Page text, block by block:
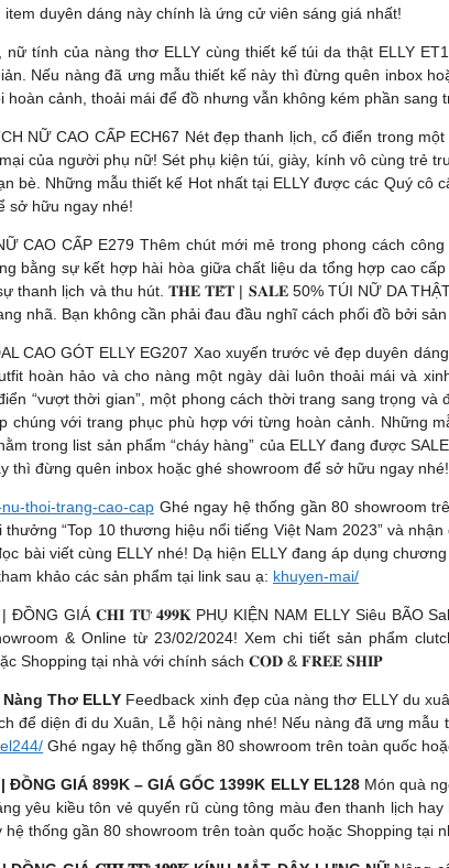
duyên dáng này chính là ứng cử viên sáng giá nhất!
nữ tính của nàng thơ ELLY cùng thiết kế túi da thật ELLY
Nếu nàng đã ưng mẫu thiết kế này thì đừng quên inbox
hoàn cảnh, thoải mái để đồ nhưng vẫn không kém phần
NỮ CAO CẤP ECH67 Nét đẹp thanh lịch, cổ điển trong
của người phụ nữ! Sét phụ kiện túi, giày, kính vô cùng trẻ
bè. Những mẫu thiết kế Hot nhất tại ELLY được các Quý
sở hữu ngay nhé!
CAO CẤP E279 Thêm chút mới mẻ trong phong cách
bằng sự kết hợp hài hòa giữa chất liệu da tổng hợp cao
thanh lịch và thu hút. 𝐓𝐇𝐄 𝐓𝐄̂́𝐓 | 𝐒𝐀𝐋𝐄 50% TÚI NỮ DA
nhã. Bạn không cần phải đau đầu nghĩ cách phối đồ bởi
CAO GÓT ELLY EG207 Xao xuyến trước vẻ đẹp duyên
hoàn hảo và cho nàng một ngày dài luôn thoải mái và xinh
“vượt thời gian”, một phong cách thời trang sang trọng
chúng với trang phục phù hợp với từng hoàn cảnh. Những
trong list sản phẩm “cháy hàng” của ELLY đang được
thì đừng quên inbox hoặc ghé showroom để sở hữu ngay nhé!
thoi-trang-cao-cap Ghé ngay hệ thống gần 80 showroom
“Top 10 thương hiệu nổi tiếng Việt Nam 2023” và
bài viết cùng ELLY nhé! Dạ hiện ELLY đang áp dụng
khảo các sản phẩm tại link sau ạ: khuyen-mai/
GIÁ 𝐂𝐇𝐈̉ 𝐓𝐔̛̀ 𝟒𝟗𝟗𝐊 PHỤ KIỆN NAM ELLY Siêu BÃO
& Online từ 23/02/2024! Xem chi tiết sản phẩm
Shopping tại nhà với chính sách 𝐂𝐎𝐃 & 𝐅𝐑𝐄𝐄 𝐒𝐇𝐈𝐏
Thơ ELLY Feedback xinh đẹp của nàng thơ ELLY du
để diện đi du Xuân, Lễ hội nàng nhé! Nếu nàng đã ưng
Ghé ngay hệ thống gần 80 showroom trên toàn quốc
GIÁ 899K – GIÁ GỐC 1399K ELLY EL128 Món quà
yêu kiều tôn vẻ quyến rũ cùng tông màu đen thanh lịch
hệ thống gần 80 showroom trên toàn quốc hoặc Shopping